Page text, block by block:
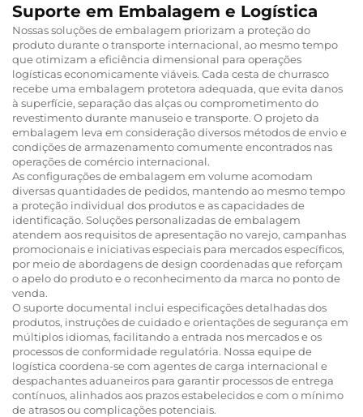
Suporte em Embalagem e Logística
Nossas soluções de embalagem priorizam a proteção do
produto durante o transporte internacional, ao mesmo tempo
que otimizam a eficiência dimensional para operações
logísticas economicamente viáveis. Cada cesta de churrasco
recebe uma embalagem protetora adequada, que evita danos
à superfície, separação das alças ou comprometimento do
revestimento durante manuseio e transporte. O projeto da
embalagem leva em consideração diversos métodos de envio e
condições de armazenamento comumente encontrados nas
operações de comércio internacional.
As configurações de embalagem em volume acomodam
diversas quantidades de pedidos, mantendo ao mesmo tempo
a proteção individual dos produtos e as capacidades de
identificação. Soluções personalizadas de embalagem
atendem aos requisitos de apresentação no varejo, campanhas
promocionais e iniciativas especiais para mercados específicos,
por meio de abordagens de design coordenadas que reforçam
o apelo do produto e o reconhecimento da marca no ponto de
venda.
O suporte documental inclui especificações detalhadas dos
produtos, instruções de cuidado e orientações de segurança em
múltiplos idiomas, facilitando a entrada nos mercados e os
processos de conformidade regulatória. Nossa equipe de
logística coordena-se com agentes de carga internacional e
despachantes aduaneiros para garantir processos de entrega
contínuos, alinhados aos prazos estabelecidos e com o mínimo
de atrasos ou complicações potenciais.